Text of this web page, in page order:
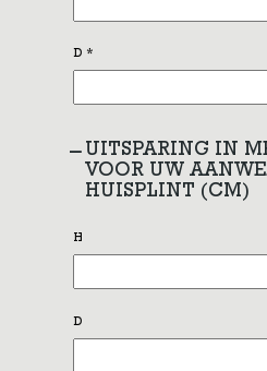
D *
UITSPARING IN
VOOR UW
HUISPLINT (CM)
H
D